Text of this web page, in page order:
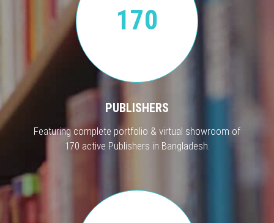
170
PUBLISHERS
Featuring complete portfolio & virtual showroom of
170 active Publishers in Bangladesh.